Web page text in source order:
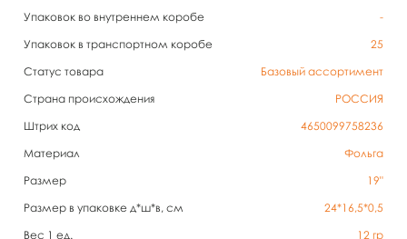
Упаковок во внутреннем коробе
-
Упаковок в транспортном коробе
25
Статус товара
Базовый ассортимент
Страна происхождения
РОССИЯ
Штрих код
4650099758236
Материал
Фольга
Размер
19"
Размер в упаковке д*ш*в, см
24*16,5*0,5
Вес 1 ед.
12 гр